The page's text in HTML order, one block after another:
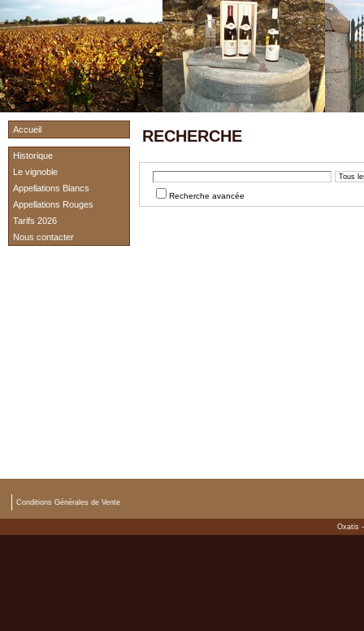
Accueil
Historique
Le vignoble
Appellations Blancs
Appellations Rouges
Tarifs 2026
Nous contacter
RECHERCHE
Recherche avancée
Conditions Générales de Vente
Oxatis